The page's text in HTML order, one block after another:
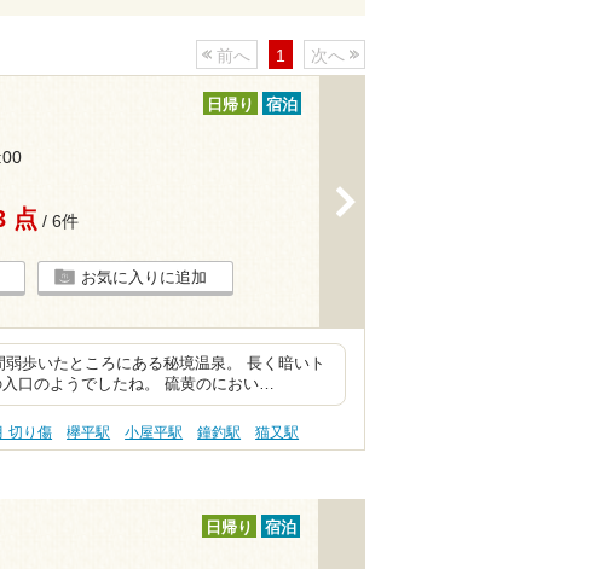
前へ 1 次へ
日帰り 宿泊
点 / 6件
お気に入りに追加
歩いたところにある秘境温泉。 長く暗いト
口のようでしたね。 硫黄のにおい…
切り傷 欅平駅 小屋平駅 鐘釣駅 猫又駅
日帰り 宿泊